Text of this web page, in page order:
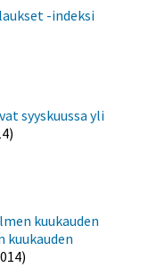
-indeksi
syyskuussa yli
kuukauden
kuukauden